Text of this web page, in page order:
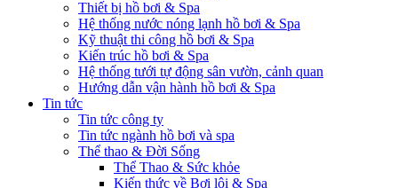
Thiết bị hồ bơi & Spa
Hệ thống nước nóng lạnh hồ bơi & Spa
Kỹ thuật thi công hồ bơi & Spa
Kiến trúc hồ bơi & Spa
Hệ thống tưới tự động sân vườn, cảnh quan
Hướng dẫn vận hành hồ bơi & Spa
Tin tức
Tin tức công ty
Tin tức ngành hồ bơi và spa
Thể thao & Đời Sống
Thể Thao & Sức khỏe
Kiến thức về Bơi lội & Spa